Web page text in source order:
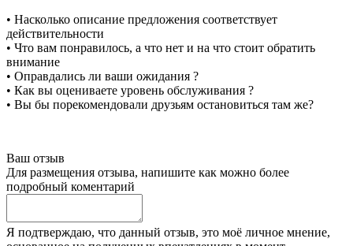
• Насколько описание предложения соответствует
действительности
• Что вам понравилось, а что нет и на что стоит обратить
внимание
• Оправдались ли ваши ожидания ?
• Как вы оцениваете уровень обслуживания ?
• Вы бы порекомендовали друзьям остановиться там же?
Ваш отзыв
Для размещения отзыва, напишите как можно более
подробный коментарий
Я подтверждаю, что данный отзыв, это моё личное мнение,